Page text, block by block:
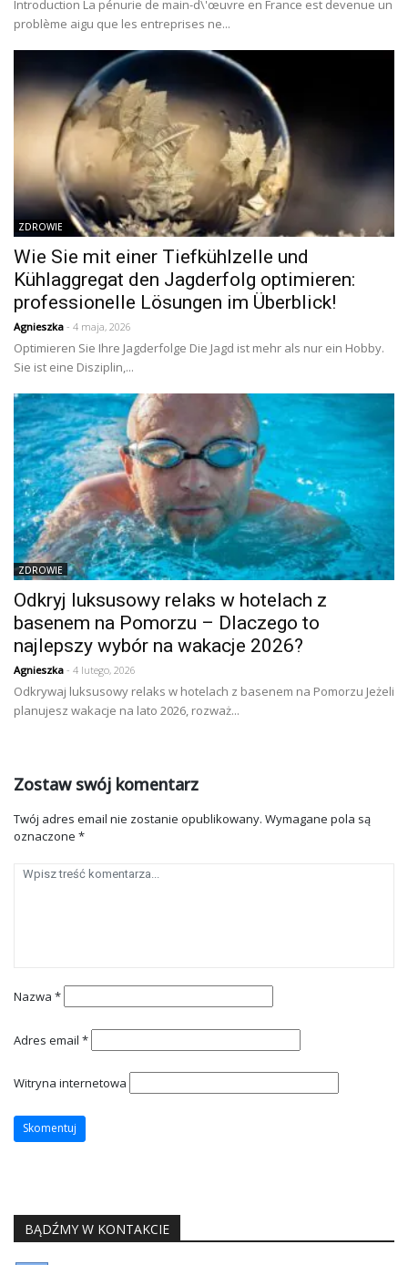
Introduction La pénurie de main-d\'œuvre en France est devenue un
problème aigu que les entreprises ne...
ZDROWIE
Wie Sie mit einer Tiefkühlzelle und
Kühlaggregat den Jagderfolg optimieren:
professionelle Lösungen im Überblick!
Agnieszka - 4 maja, 2026
Optimieren Sie Ihre Jagderfolge Die Jagd ist mehr als nur ein Hobby.
Sie ist eine Disziplin,...
ZDROWIE
Odkryj luksusowy relaks w hotelach z
basenem na Pomorzu – Dlaczego to
najlepszy wybór na wakacje 2026?
Agnieszka - 4 lutego, 2026
Odkrywaj luksusowy relaks w hotelach z basenem na Pomorzu Jeżeli
planujesz wakacje na lato 2026, rozważ...
Zostaw swój komentarz
Twój adres email nie zostanie opublikowany. Wymagane pola są
oznaczone *
Nazwa *
Adres email *
Witryna internetowa
BĄDŹMY W KONTAKCIE